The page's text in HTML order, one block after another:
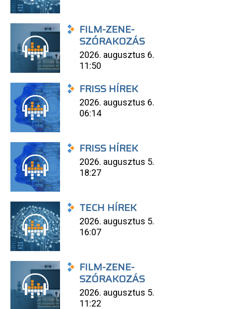
FILM-ZENE-
SZÓRAKOZÁS
2026. augusztus 6.
11:50
FRISS HÍREK
2026. augusztus 6.
06:14
FRISS HÍREK
2026. augusztus 5.
18:27
TECH HÍREK
2026. augusztus 5.
16:07
FILM-ZENE-
SZÓRAKOZÁS
2026. augusztus 5.
11:22